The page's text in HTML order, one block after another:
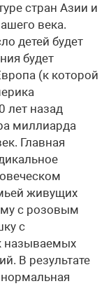
стран Азии и
века.
детей будет
будет
(к которой
лет назад
миллиарда
Главная
живущих
с розовым
с
называемых
В результате
нормальная